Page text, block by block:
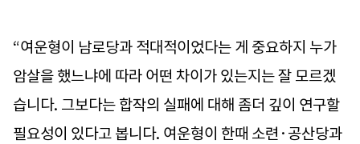
“여운형이 남로당과 적대적이었다는 게 중요하지 누가
암살을 했느냐에 따라 어떤 차이가 있는지는 잘 모르겠
습니다. 그보다는 합작의 실패에 대해 좀더 깊이 연구할
필요성이 있다고 봅니다. 여운형이 한때 소련·공산당과